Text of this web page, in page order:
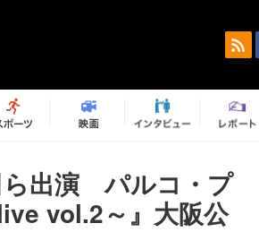
ら出演 パルコ・プ
vol.2～』大阪公